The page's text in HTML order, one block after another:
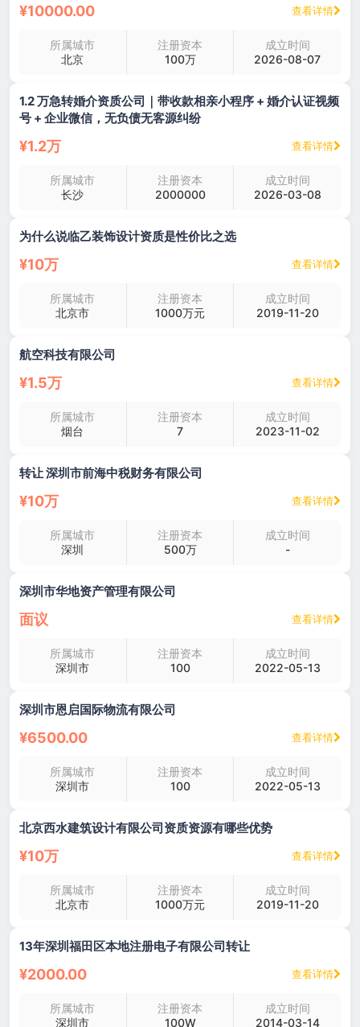
¥10000.00 查看详情
所属城市
北京
注册资本
100万
成立时间
2026-08-07
1.2 万急转婚介资质公司｜带收款相亲小程序 + 婚介认证视频
号 + 企业微信，无负债无客源纠纷
¥1.2万 查看详情
所属城市
长沙
注册资本
2000000
成立时间
2026-03-08
为什么说临乙装饰设计资质是性价比之选
¥10万 查看详情
所属城市
北京市
注册资本
1000万元
成立时间
2019-11-20
航空科技有限公司
¥1.5万 查看详情
所属城市
烟台
注册资本
7
成立时间
2023-11-02
转让 深圳市前海中税财务有限公司
¥10万 查看详情
所属城市
深圳
注册资本
500万
成立时间
-
深圳市华地资产管理有限公司
面议 查看详情
所属城市
深圳市
注册资本
100
成立时间
2022-05-13
深圳市恩启国际物流有限公司
¥6500.00 查看详情
所属城市
深圳市
注册资本
100
成立时间
2022-05-13
北京西水建筑设计有限公司资质资源有哪些优势
¥10万 查看详情
所属城市
北京市
注册资本
1000万元
成立时间
2019-11-20
13年深圳福田区本地注册电子有限公司转让
¥2000.00 查看详情
所属城市
深圳市
注册资本
100W
成立时间
2014-03-14